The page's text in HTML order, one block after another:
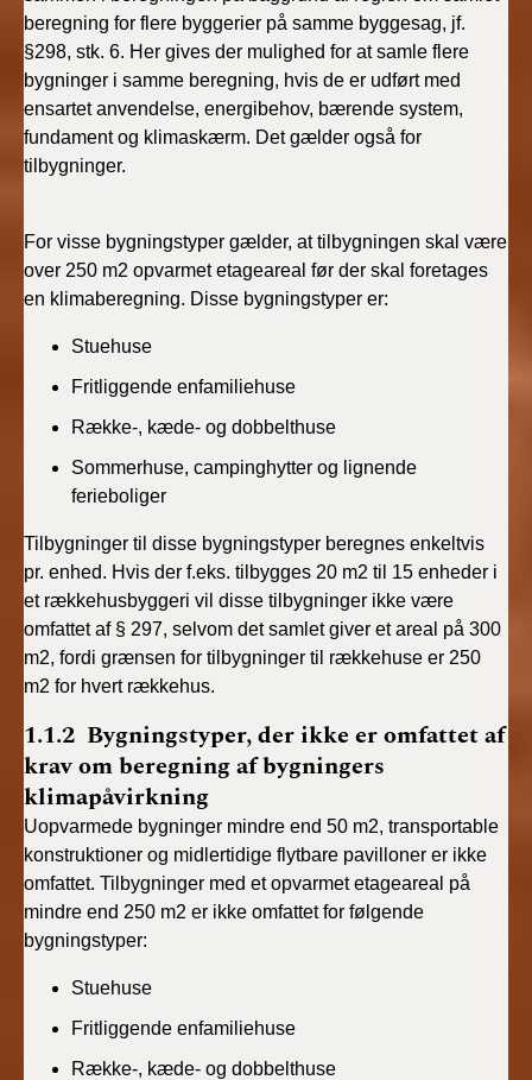
beregning for flere byggerier på samme byggesag, jf.
§298, stk. 6. Her gives der mulighed for at samle flere
bygninger i samme beregning, hvis de er udført med
ensartet anvendelse, energibehov, bærende system,
fundament og klimaskærm. Det gælder også for
tilbygninger.
For visse bygningstyper gælder, at tilbygningen skal være
over 250 m2 opvarmet etageareal før der skal foretages
en klimaberegning. Disse bygningstyper er:
Stuehuse
Fritliggende enfamiliehuse
Række-, kæde- og dobbelthuse
Sommerhuse, campinghytter og lignende
ferieboliger
Tilbygninger til disse bygningstyper beregnes enkeltvis
pr. enhed. Hvis der f.eks. tilbygges 20 m2 til 15 enheder i
et rækkehusbyggeri vil disse tilbygninger ikke være
omfattet af § 297, selvom det samlet giver et areal på 300
m2, fordi grænsen for tilbygninger til rækkehuse er 250
m2 for hvert rækkehus.
1.1.2 Bygningstyper, der ikke er omfattet af
krav om beregning af bygningers
klimapåvirkning
Uopvarmede bygninger mindre end 50 m2, transportable
konstruktioner og midlertidige flytbare pavilloner er ikke
omfattet. Tilbygninger med et opvarmet etageareal på
mindre end 250 m2 er ikke omfattet for følgende
bygningstyper:
Stuehuse
Fritliggende enfamiliehuse
Række-, kæde- og dobbelthuse